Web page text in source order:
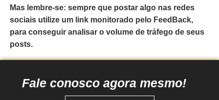
Mas lembre-se: sempre que postar algo nas redes
sociais utilize um link monitorado pelo FeedBack,
para conseguir analisar o volume de tráfego de seus
posts.
Fale conosco agora mesmo!